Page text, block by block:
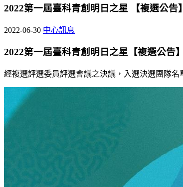
2022第一屆臺科青創明日之星 【複選公告】
2022-06-30 中心訊息
2022第一屆臺科青創明日之星【複選公告】
經複選評選委員評選會議之決議，入選決選團隊名